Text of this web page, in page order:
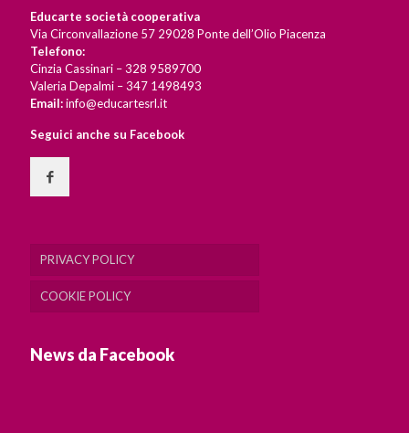
Educarte società cooperativa
Via Circonvallazione 57 29028 Ponte dell’Olio Piacenza
Telefono:
Cinzia Cassinari – 328 9589700
Valeria Depalmi – 347 1498493
Email:info@educartesrl.it
Seguici anche su Facebook
PRIVACY POLICY
COOKIE POLICY
News da Facebook